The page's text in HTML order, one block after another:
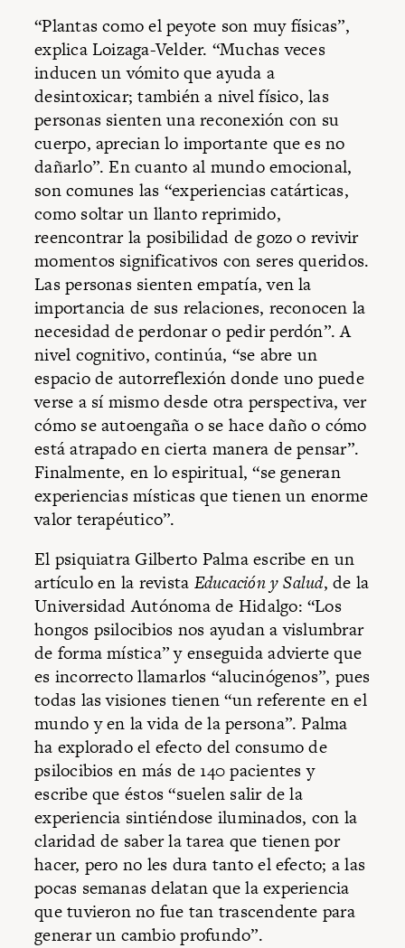
“Plantas como el peyote son muy físicas”,
explica Loizaga-Velder. “Muchas veces
inducen un vómito que ayuda a
desintoxicar; también a nivel físico, las
personas sienten una reconexión con su
cuerpo, aprecian lo importante que es no
dañarlo”. En cuanto al mundo emocional,
son comunes las “experiencias catárticas,
como soltar un llanto reprimido,
reencontrar la posibilidad de gozo o revivir
momentos significativos con seres queridos.
Las personas sienten empatía, ven la
importancia de sus relaciones, reconocen la
necesidad de perdonar o pedir perdón”. A
nivel cognitivo, continúa, “se abre un
espacio de autorreflexión donde uno puede
verse a sí mismo desde otra perspectiva, ver
cómo se autoengaña o se hace daño o cómo
está atrapado en cierta manera de pensar”.
Finalmente, en lo espiritual, “se generan
experiencias místicas que tienen un enorme
valor terapéutico”.
El psiquiatra Gilberto Palma escribe en un
artículo en la revista Educación y Salud, de la
Universidad Autónoma de Hidalgo: “Los
hongos psilocibios nos ayudan a vislumbrar
de forma mística” y enseguida advierte que
es incorrecto llamarlos “alucinógenos”, pues
todas las visiones tienen “un referente en el
mundo y en la vida de la persona”. Palma
ha explorado el efecto del consumo de
psilocibios en más de 140 pacientes y
escribe que éstos “suelen salir de la
experiencia sintiéndose iluminados, con la
claridad de saber la tarea que tienen por
hacer, pero no les dura tanto el efecto; a las
pocas semanas delatan que la experiencia
que tuvieron no fue tan trascendente para
generar un cambio profundo”.